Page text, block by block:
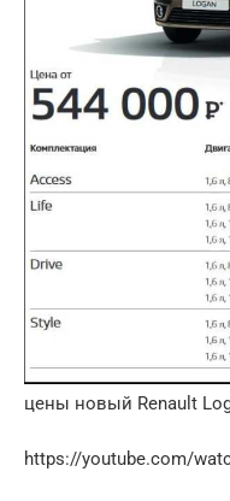
цены новый Renault
https://youtube.com/